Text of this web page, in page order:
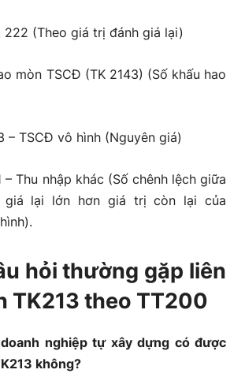
222 (Theo giá trị đánh giá lại)
mòn TSCĐ (TK 2143) (Số khấu hao
– TSCĐ vô hình (Nguyên giá)
– Thu nhập khác (Số chênh lệch giữa
giá lại lớn hơn giá trị còn lại của
hỏi thường gặp liên
TK213 theo TT200
nghiệp tự xây dựng có được
không?